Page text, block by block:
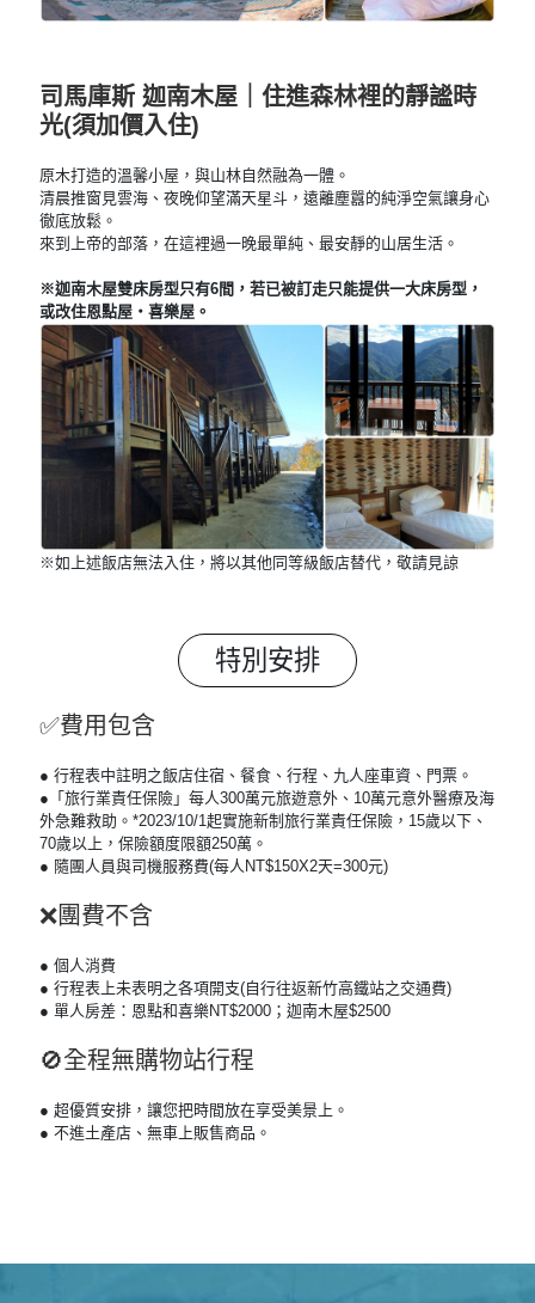
司馬庫斯 迦南木屋｜住進森林裡的靜謐時
光(須加價入住)
原木打造的溫馨小屋，與山林自然融為一體。
清晨推窗見雲海、夜晚仰望滿天星斗，遠離塵囂的純淨空氣讓身心
徹底放鬆。
來到上帝的部落，在這裡過一晚最單純、最安靜的山居生活。
※迦南木屋雙床房型只有6間，若已被訂走只能提供一大床房型，
或改住恩點屋・喜樂屋。
※如上述飯店無法入住，將以其他同等級飯店替代，敬請見諒
特別安排
✅費用包含
● 行程表中註明之飯店住宿、餐食、行程、九人座車資、門票。
●「旅行業責任保險」每人300萬元旅遊意外、10萬元意外醫療及海
外急難救助。*2023/10/1起實施新制旅行業責任保險，15歲以下、
70歲以上，保險額度限額250萬。
● 隨團人員與司機服務費(每人NT$150X2天=300元)
❌團費不含
● 個人消費
● 行程表上未表明之各項開支(自行往返新竹高鐵站之交通費)
● 單人房差：恩點和喜樂NT$2000；迦南木屋$2500
🚫全程無購物站行程
● 超優質安排，讓您把時間放在享受美景上。
● 不進土產店、無車上販售商品。